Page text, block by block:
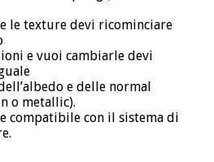
le texture devi ricominciare
e vuoi cambiarle devi
e delle normal
o metallic).
compatibile con il sistema di